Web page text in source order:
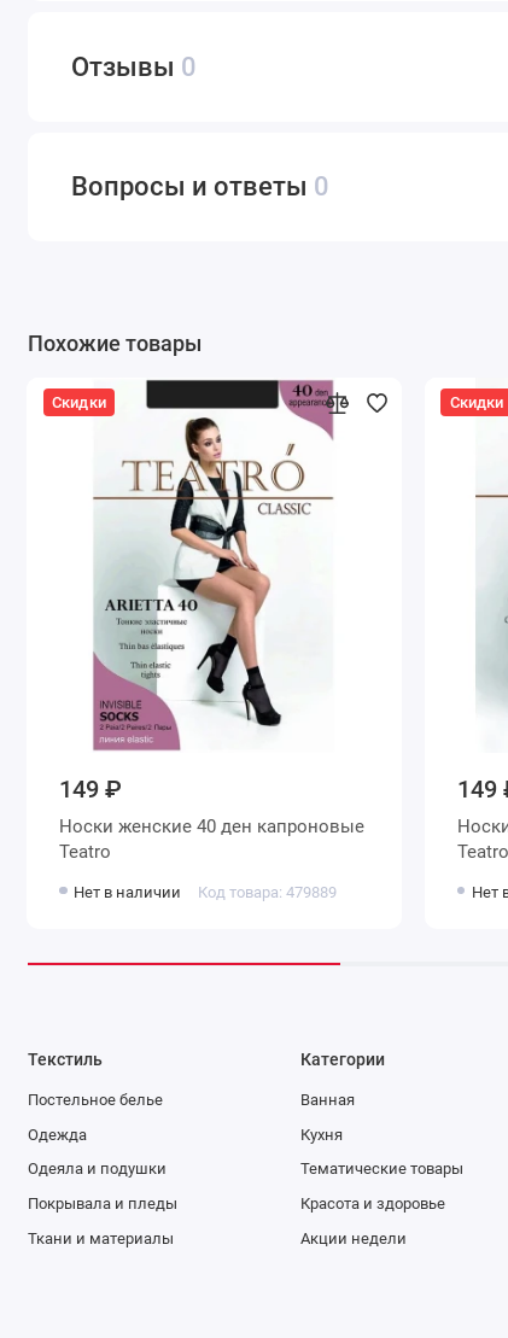
Отзывы 0
Вопросы и ответы 0
Похожие товары
Скидки
149 ₽
Носки женские 40 ден капроновые
Teatro
Нет в наличии Код товара: 479889
Скидки
149
Носки женские 40 ден
Teatro
Нет
Текстиль
Постельное белье
Одежда
Одеяла и подушки
Покрывала и пледы
Ткани и материалы
Категории
Ванная
Кухня
Тематические товары
Красота и здоровье
Акции недели